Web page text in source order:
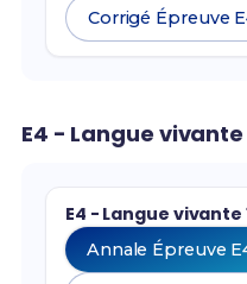
Corrigé Épreuve
E4 - Langue
E4 - Langue vivante
Annale Épreuve